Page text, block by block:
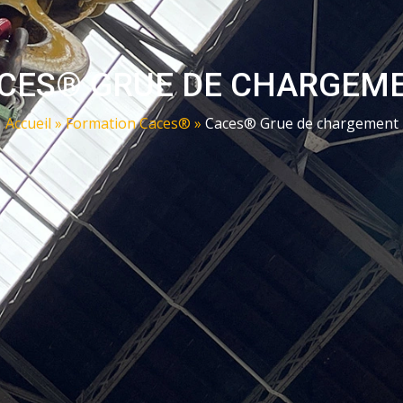
GRUE DE
Accueil»Formation Caces® » Caces® Grue de chargement